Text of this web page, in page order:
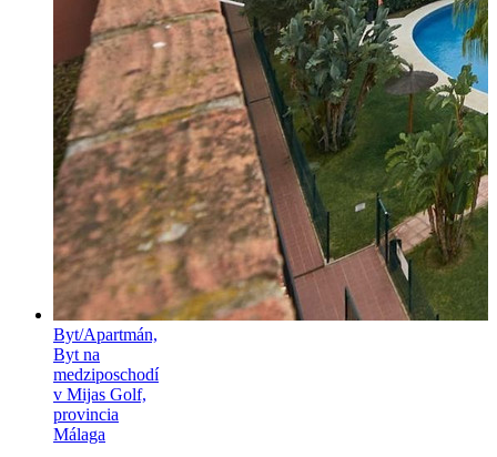
Byt/Apartmán,
Byt na
medziposchodí
v Mijas Golf,
provincia
Málaga